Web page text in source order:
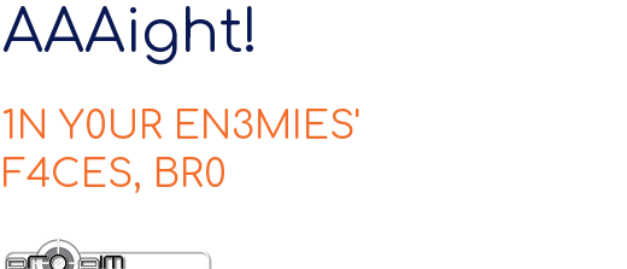
AAAight!
1N Y0UR EN3MIES'
F4CES, BR0